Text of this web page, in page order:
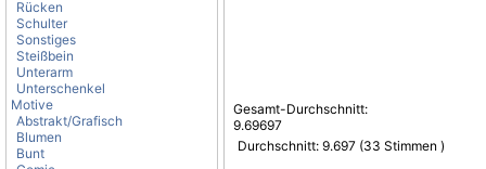
Rücken
Schulter
Sonstiges
Steißbein
Unterarm
Unterschenkel
Motive
Abstrakt/Grafisch
Blumen
Bunt
Gesamt-Durchschnitt:
9.69697
Durchschnitt: 9.697 (33 Stimmen )